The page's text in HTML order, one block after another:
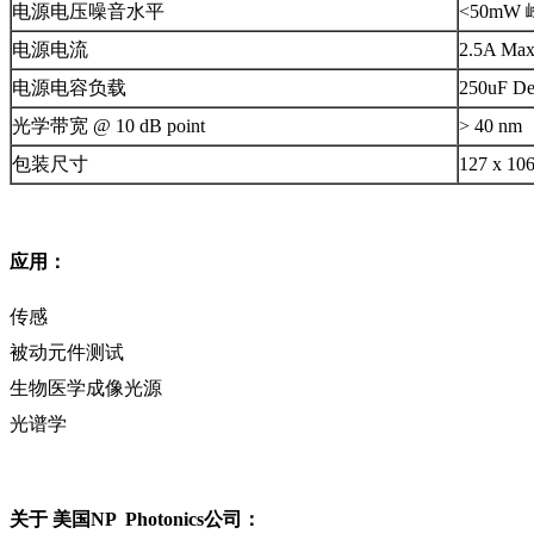
电源电压噪音水平
<50mW
电源电流
2.5A
电源电容负载
250uF
光学带宽 @ 10 dB point
> 40 nm
包装尺寸
127 x
应用：
传感
被动元件测试
生物医学成像光源
光谱学
关于 美国NP Photonics公司：